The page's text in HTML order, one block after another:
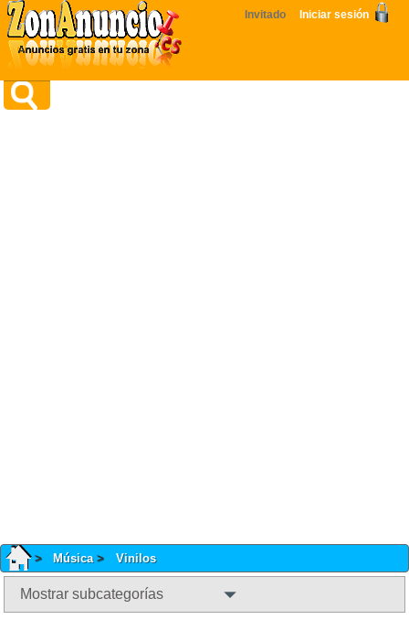
Invitado Iniciar sesión
Música Vinilos
Mostrar subcategorías